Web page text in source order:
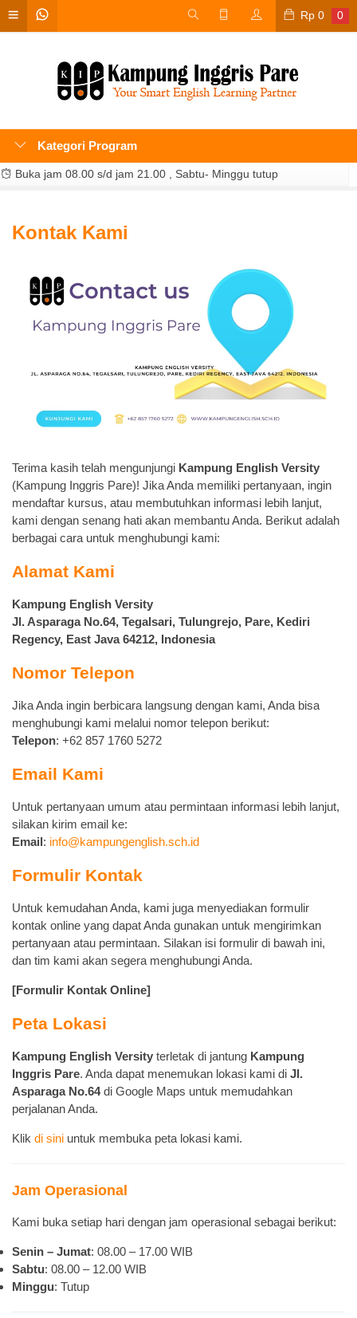
Rp 0 0
Kategori Program
Buka jam 08.00 s/d jam 21.00 , Sabtu- Minggu tutup
Kontak Kami
Terima kasih telah mengunjungi Kampung English Versity
(Kampung Inggris Pare)! Jika Anda memiliki pertanyaan, ingin
mendaftar kursus, atau membutuhkan informasi lebih lanjut,
kami dengan senang hati akan membantu Anda. Berikut adalah
berbagai cara untuk menghubungi kami:
Alamat Kami
Kampung English Versity
Jl. Asparaga No.64, Tegalsari, Tulungrejo, Pare, Kediri
Regency, East Java 64212, Indonesia
Nomor Telepon
Jika Anda ingin berbicara langsung dengan kami, Anda bisa
menghubungi kami melalui nomor telepon berikut:
Telepon: +62 857 1760 5272
Email Kami
Untuk pertanyaan umum atau permintaan informasi lebih lanjut,
silakan kirim email ke:
Email: info@kampungenglish.sch.id
Formulir Kontak
Untuk kemudahan Anda, kami juga menyediakan formulir
kontak online yang dapat Anda gunakan untuk mengirimkan
pertanyaan atau permintaan. Silakan isi formulir di bawah ini,
dan tim kami akan segera menghubungi Anda.
[Formulir Kontak Online]
Peta Lokasi
Kampung English Versity terletak di jantung Kampung
Inggris Pare. Anda dapat menemukan lokasi kami di Jl.
Asparaga No.64di Google Maps untuk memudahkan
perjalanan Anda.
Klik di sini untuk membuka peta lokasi kami.
Jam Operasional
Kami buka setiap hari dengan jam operasional sebagai berikut:
Senin – Jumat: 08.00 – 17.00 WIB
Sabtu: 08.00 – 12.00 WIB
Minggu: Tutup